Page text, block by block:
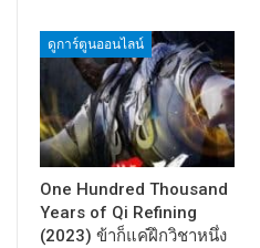
ดูการ์ตูนออนไลน์
One Hundred Thousand
Years of Qi Refining
(2023) ข้าก็แค่ฝึกวิชาหนึ่ง